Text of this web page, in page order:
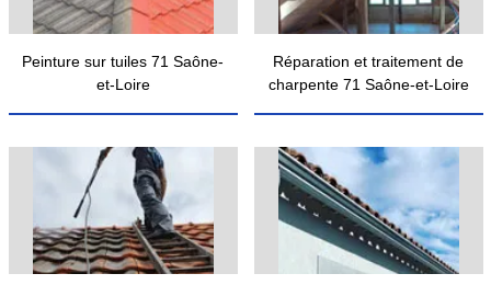
Peinture sur tuiles 71 Saône-
et-Loire
Réparation et traitement de
charpente 71 Saône-et-Loire